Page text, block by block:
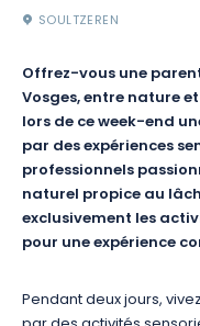
SOULTZEREN
Offrez-vous une
Vosges, entre nature
lors de ce week-end
par des expériences
professionnels
naturel propice au
exclusivement les
pour une expérience
Pendant deux jours,